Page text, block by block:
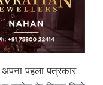
पहला पत्रकार